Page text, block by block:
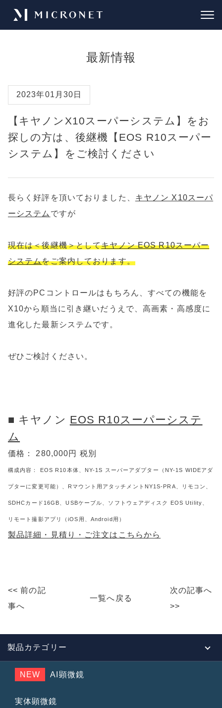
最新情報
2023年01月30日
【キヤノンX10スーパーシステム】をお
探しの方は、後継機【EOS R10スーパー
システム】をご検討ください
長らく好評を頂いておりました、 キヤノン X10スーパ
ーシステム ですが
現在は＜後継機＞としてキヤノン EOS R10スーパー
システムをご案内しております。
好評のPCコントロールはもちろん、すべての機能を
X10から順当に引き継いだうえで、高画素・高感度に
進化した最新システムです。
ぜひご検討ください。
■ キヤノン EOS R10スーパーシステ
ム
価格： 280,000円 税別
構成内容： EOS R10本体、NY-1S スーパーアダプター（NY-1S WIDEアダ
プターに変更可能）、Rマウント用アタッチメントNY1S-PRA、リモコン、
SDHCカード16GB、USBケーブル、ソフトウェアディスク EOS Utility、
リモート撮影アプリ（iOS用、Android用）
製品詳細・見積り・ご注文はこちらから
<< 前の記
事へ
一覧へ戻る
次の記事へ
>>
製品カテゴリー
NEW AI顕微鏡
実体顕微鏡